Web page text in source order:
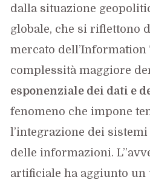
dalla situazione
globale, che si riflettono
mercato dell’Information
complessità maggiore
esponenziale dei dati e
fenomeno che impone
l’integrazione dei
delle informazioni.
artificiale ha aggiunto